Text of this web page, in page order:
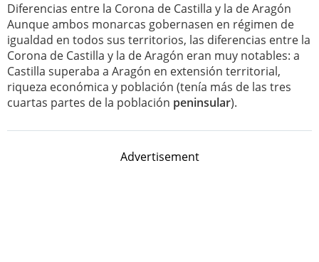
Diferencias entre la Corona de Castilla y la de Aragón
Aunque ambos monarcas gobernasen en régimen de
igualdad en todos sus territorios, las diferencias entre la
Corona de Castilla y la de Aragón eran muy notables: a
Castilla superaba a Aragón en extensión territorial,
riqueza económica y población (tenía más de las tres
cuartas partes de la población peninsular).
Advertisement